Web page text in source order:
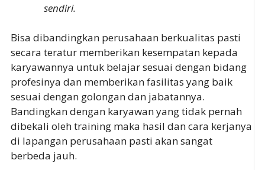
sendiri.
Bisa dibandingkan perusahaan berkualitas pasti
secara teratur memberikan kesempatan kepada
karyawannya untuk belajar sesuai dengan bidang
profesinya dan memberikan fasilitas yang baik
sesuai dengan golongan dan jabatannya.
Bandingkan dengan karyawan yang tidak pernah
dibekali oleh training maka hasil dan cara kerjanya
di lapangan perusahaan pasti akan sangat
berbeda jauh.